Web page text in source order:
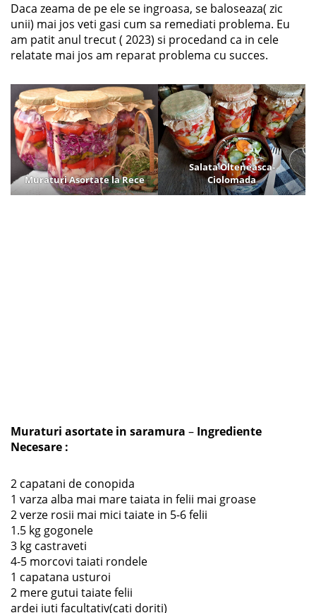
Daca zeama de pe ele se ingroasa, se baloseaza( zic
unii) mai jos veti gasi cum sa remediati problema. Eu
am patit anul trecut ( 2023) si procedand ca in cele
relatate mai jos am reparat problema cu succes.
Muraturi Asortate la Rece
Salata Olteneasca-
Ciolomada
Muraturi asortate in saramura – Ingrediente
Necesare :
2 capatani de conopida
1 varza alba mai mare taiata in felii mai groase
2 verze rosii mai mici taiate in 5-6 felii
1.5 kg gogonele
3 kg castraveti
4-5 morcovi taiati rondele
1 capatana usturoi
2 mere gutui taiate felii
ardei iuti facultativ(cati doriti)